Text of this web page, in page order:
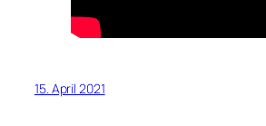
15. April 2021